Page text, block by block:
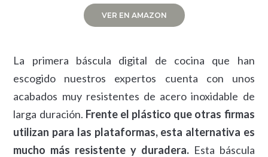
VER EN AMAZON
La primera báscula digital de cocina que han
escogido nuestros expertos cuenta con unos
acabados muy resistentes de acero inoxidable de
larga duración. Frente el plástico que otras firmas
utilizan para las plataformas, esta alternativa es
mucho más resistente y duradera.Esta báscula